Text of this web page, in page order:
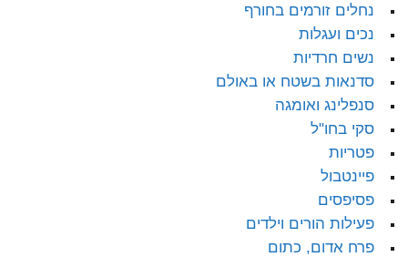
נחלים זורמים בחורף
נכים ועגלות
נשים חרדיות
סדנאות בשטח או באולם
סנפלינג ואומגה
סקי בחו"ל
פטריות
פיינטבול
פסיפסים
פעילות הורים וילדים
פרח אדום, כתום